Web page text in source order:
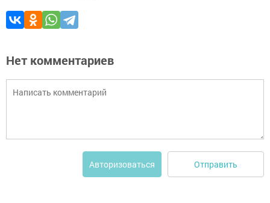
Нет комментариев
Авторизоваться Отправить